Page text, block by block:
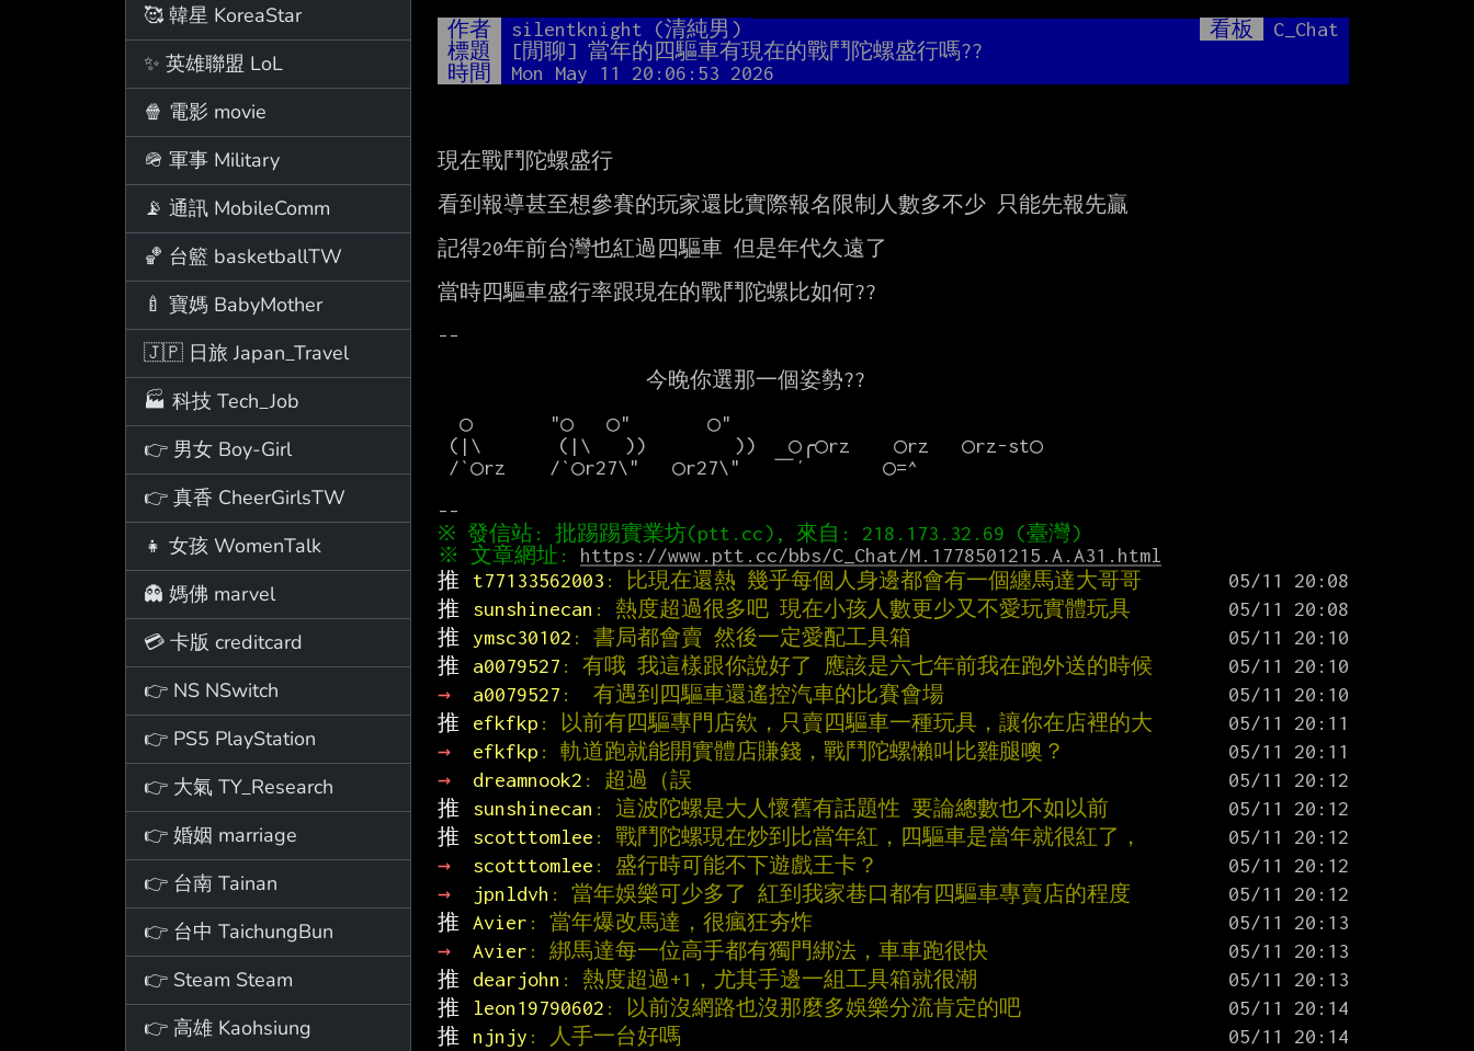
🥰 韓星 KoreaStar
✨ 英雄聯盟 LoL
🍿 電影 movie
🪖 軍事 Military
📡 通訊 MobileComm
🏀 台籃 basketballTW
🍼 寶媽 BabyMother
🇯🇵 日旅 Japan_Travel
🏭 科技 Tech_Job
👉 男女 Boy-Girl
👉 真香 CheerGirlsTW
👧 女孩 WomenTalk
👻 媽佛 marvel
💳 卡版 creditcard
👉 NS NSwitch
👉 PS5 PlayStation
👉 大氣 TY_Research
👉 婚姻 marriage
👉 台南 Tainan
👉 台中 TaichungBun
👉 Steam Steam
👉 高雄 Kaohsiung
作者 silentknight (清純男) 看板
C_Chat
標題
[閒聊] 當年的四驅車有現在的戰鬥陀螺盛行嗎??
時間
Mon May 11 20:06:53 2026
現在戰鬥陀螺盛行
看到報導甚至想參賽的玩家還比實際報名限制人數多不少 只能先報先贏
記得20年前台灣也紅過四驅車 但是年代久遠了
當時四驅車盛行率跟現在的戰鬥陀螺比如何??
--
※ 文章網址: https://www.ptt.cc/bbs/C_Chat/M.1778501215.A.A31.html
推
t77133562003 : 比現在還熱 幾乎每個人身邊都會有一個纏馬達大哥哥
推
sunshinecan : 熱度超過很多吧 現在小孩人數更少又不愛玩實體玩具
推
ymsc30102 : 書局都會賣 然後一定愛配工具箱
推
a0079527 : 有哦 我這樣跟你說好了 應該是六七年前我在跑外送的時候
→
a0079527 :  有遇到四驅車還遙控汽車的比賽會場
推
efkfkp : 以前有四驅專門店欸，只賣四驅車一種玩具，讓你在店裡的大
→
efkfkp : 軌道跑就能開實體店賺錢，戰鬥陀螺懶叫比雞腿噢？
→
dreamnook2 : 超過（誤
推
sunshinecan : 這波陀螺是大人懷舊有話題性 要論總數也不如以前
推
scotttomlee : 戰鬥陀螺現在炒到比當年紅，四驅車是當年就很紅了，
→
scotttomlee : 盛行時可能不下遊戲王卡？
→
jpnldvh : 當年娛樂可少多了 紅到我家巷口都有四驅車專賣店的程度
推 Avier : 當年爆改馬達，很瘋狂夯炸
→
Avier : 綁馬達每一位高手都有獨門綁法，車車跑很快
推
dearjohn : 熱度超過+1，尤其手邊一組工具箱就很潮
推
leon19790602 : 以前沒網路也沒那麼多娛樂分流肯定的吧
推
njnjy : 人手一台好嗎